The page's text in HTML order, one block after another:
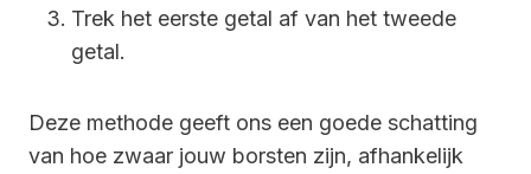
Trek het eerste getal af van het tweede
getal.
Deze methode geeft ons een goede schatting
van hoe zwaar jouw borsten zijn, afhankelijk